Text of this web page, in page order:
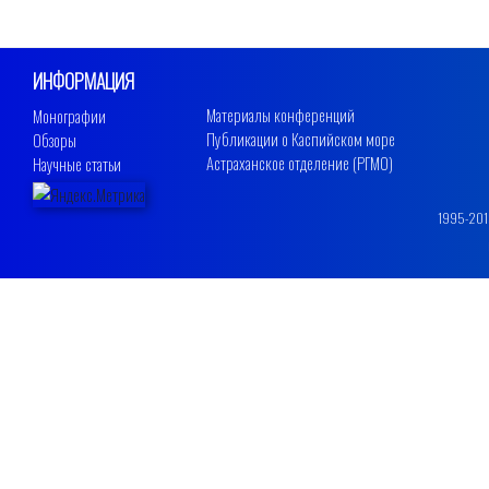
ИНФОРМАЦИЯ
Монографии
Обзоры
Научные статьи
Материалы конференций
Публикации о Каспийском море
Астраханское отделение (РГМО)
1995-